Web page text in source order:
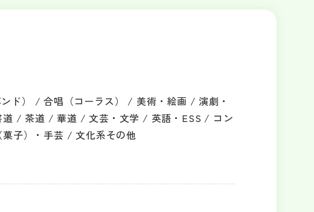
ド） / 合唱（コーラス） / 美術・絵画 / 演劇・
道 / 茶道 / 華道 / 文芸・文学 / 英語・ESS / コン
子）・手芸 / 文化系その他